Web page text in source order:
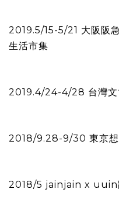
2019.5/15-5/21 大阪阪
生活市集
2019.4/24-4/28 台灣文
2018/9.28-9/30 東京
2018/5 jainjain x uuin